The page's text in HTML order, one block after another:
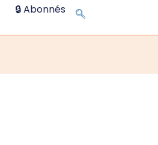
🔒 Abonnés